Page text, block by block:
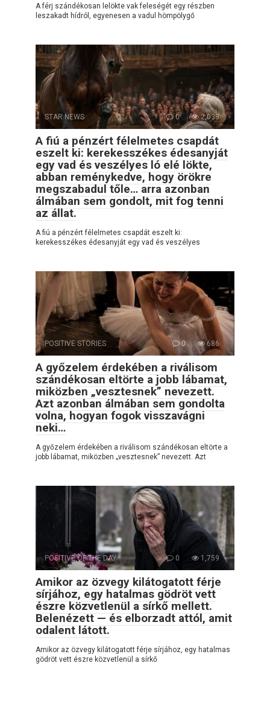
A férj szándékosan lelökte vak feleségét egy részben
leszakadt hídról, egyenesen a vadul hömpölygő
STAR NEWS 0 2,038
A fiú a pénzért félelmetes csapdát
eszelt ki: kerekesszékes édesanyját
egy vad és veszélyes ló elé lökte,
abban reménykedve, hogy örökre
megszabadul tőle… arra azonban
álmában sem gondolt, mit fog tenni
az állat.
A fiú a pénzért félelmetes csapdát eszelt ki:
kerekesszékes édesanyját egy vad és veszélyes
POSITIVE STORIES 0 686
A győzelem érdekében a riválisom
szándékosan eltörte a jobb lábamat,
miközben „vesztesnek” nevezett.
Azt azonban álmában sem gondolta
volna, hogyan fogok visszavágni
neki…
A győzelem érdekében a riválisom szándékosan eltörte a
jobb lábamat, miközben „vesztesnek” nevezett. Azt
POSITIVE OF THE DAY 0 1,759
Amikor az özvegy kilátogatott férje
sírjához, egy hatalmas gödröt vett
észre közvetlenül a sírkő mellett.
Belenézett — és elborzadt attól, amit
odalent látott.
Amikor az özvegy kilátogatott férje sírjához, egy hatalmas
gödröt vett észre közvetlenül a sírkő